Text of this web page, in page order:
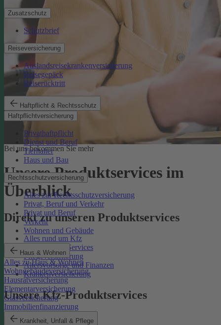
Zusatzschutz
Schutzbrief
Reiseversicherung
Auslandsreisekrankenversicherung
Reisegepäck
Reiserücktritt
Haftpflicht & Rechtsschutz
Haftpflichtversicherung
Privathaftpflicht
Dienst und Beruf
Tierhalter
Haus und Bau
Rechtsschutzversicherung
Alles zur Rechtsschutzversicherung
Privat, Beruf und Verkehr
Privat und Beruf
Verkehr
Wohnen und Gebäude
Haus & Wohnen
Alles zu Haus & Wohnen
Wohngebäudeversicherung
Hausratversicherung
Elementarversicherung
Glasversicherung
Immobilienfinanzierung
Krankheit, Unfall & Pflege
Bei uns bekommen Sie mehr
Unsere Produktservices im
Überblick
Direkt zu unseren Produktservices
Alles rund um Kfz
Rechtsschutz-Services
Pflegeversicherung
Altersvorsorge und Finanzen
Krankenversicherung
Unsere Kfz-Produktservices
eVB-Nummer